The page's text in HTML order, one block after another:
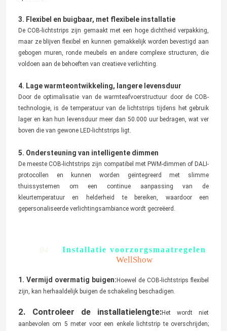
De LED-deeltjes in traditionele SMD-lichtstrips hebben een aanzienlijke
afstand, terwijl het licht van COB-lichtstrips continu en uniform is. Dit
maakt ze bijzonder geschikt voor scenario's die hoogwaardige
verlichtingsomgevingen vereisen, zoals slaapkamers,
studeerkamers en high-end winkels.
COB-lichtstrips gebruiken meestal hoogwaardige LED-chips, met een
kleurweergave-index (Ra) van meer dan 90. Ze kunnen de kleuren van